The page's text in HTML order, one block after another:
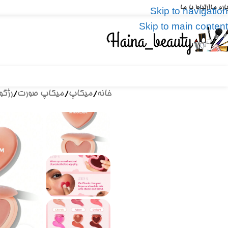
Skip to navigation
Skip to main content
ماارتباط با ما
خانه/میکاپ/میکاپ صورت/